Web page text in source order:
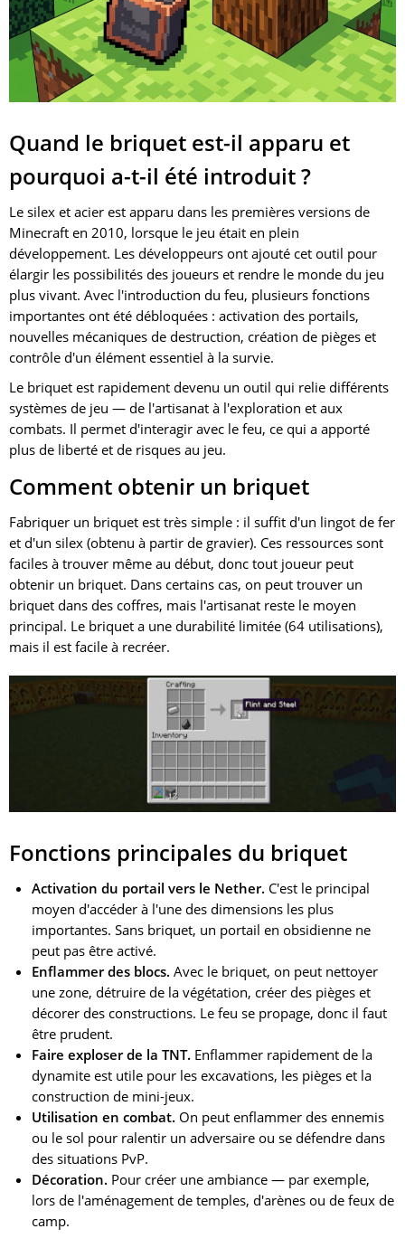
Quand le briquet est-il apparu et
pourquoi a-t-il été introduit ?
Le silex et acier est apparu dans les premières versions de
Minecraft en 2010, lorsque le jeu était en plein
développement. Les développeurs ont ajouté cet outil pour
élargir les possibilités des joueurs et rendre le monde du jeu
plus vivant. Avec l'introduction du feu, plusieurs fonctions
importantes ont été débloquées : activation des portails,
nouvelles mécaniques de destruction, création de pièges et
contrôle d'un élément essentiel à la survie.
Le briquet est rapidement devenu un outil qui relie différents
systèmes de jeu — de l'artisanat à l'exploration et aux
combats. Il permet d'interagir avec le feu, ce qui a apporté
plus de liberté et de risques au jeu.
Comment obtenir un briquet
Fabriquer un briquet est très simple : il suffit d'un lingot de fer
et d'un silex (obtenu à partir de gravier). Ces ressources sont
faciles à trouver même au début, donc tout joueur peut
obtenir un briquet. Dans certains cas, on peut trouver un
briquet dans des coffres, mais l'artisanat reste le moyen
principal. Le briquet a une durabilité limitée (64 utilisations),
mais il est facile à recréer.
Fonctions principales du briquet
Activation du portail vers le Nether. C'est le principal
moyen d'accéder à l'une des dimensions les plus
importantes. Sans briquet, un portail en obsidienne ne
peut pas être activé.
Enflammer des blocs. Avec le briquet, on peut nettoyer
une zone, détruire de la végétation, créer des pièges et
décorer des constructions. Le feu se propage, donc il faut
être prudent.
Faire exploser de la TNT. Enflammer rapidement de la
dynamite est utile pour les excavations, les pièges et la
construction de mini-jeux.
Utilisation en combat. On peut enflammer des ennemis
ou le sol pour ralentir un adversaire ou se défendre dans
des situations PvP.
Décoration. Pour créer une ambiance — par exemple,
lors de l'aménagement de temples, d'arènes ou de feux de
camp.